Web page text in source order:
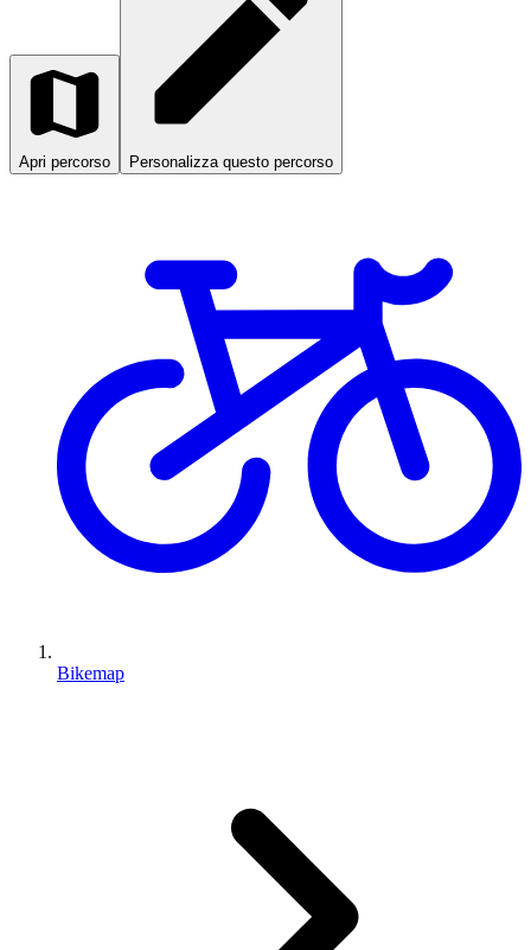
Apri percorso Personalizza questo percorso
Bikemap